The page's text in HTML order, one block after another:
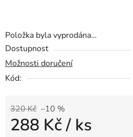
Položka byla vyprodána…
Dostupnost
Možnosti doručení
Kód:
320 Kč –10 %
288 Kč/ ks